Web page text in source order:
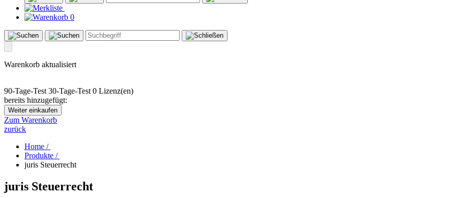
0
Warenkorb aktualisiert
90-Tage-Test 30-Tage-Test 0 Lizenz(en)
bereits hinzugefügt:
Weiter einkaufen
Zum Warenkorb
zurück
Home /
Produkte /
juris Steuerrecht
juris Steuerrecht